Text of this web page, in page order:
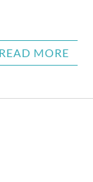
MORE